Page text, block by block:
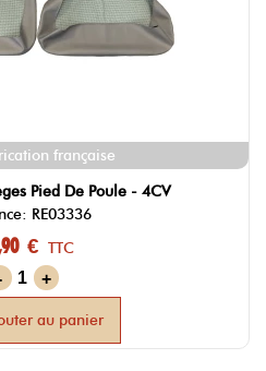
française
Pied De Poule - 4CV
RE03336
€ TTC
+
au panier